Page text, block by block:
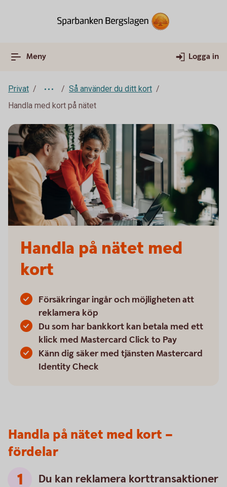
Meny Logga in
Privat
Så använder du ditt kort
Handla med kort på nätet
Handla på nätet med
kort
Försäkringar ingår och möjligheten att
reklamera köp
Du som har bankkort kan betala med ett
klick med Mastercard Click to Pay
Känn dig säker med tjänsten Mastercard
Identity Check
Handla på nätet med kort –
fördelar
Du kan reklamera korttransaktioner